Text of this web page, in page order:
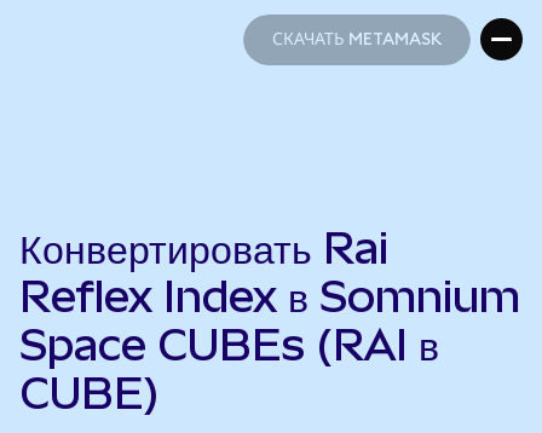
СКАЧАТЬ METAMASK
Конвертировать Rai
Reflex Index в Somnium
Space CUBEs (RAI в
CUBE)